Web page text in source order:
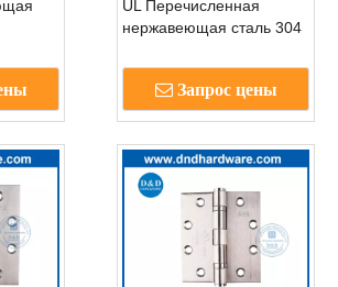
UL Перечисленная
нержавеющая сталь 304
Огненная задница
Хиндж-DDSSS001-FR-
4X4X3
Запрос цены